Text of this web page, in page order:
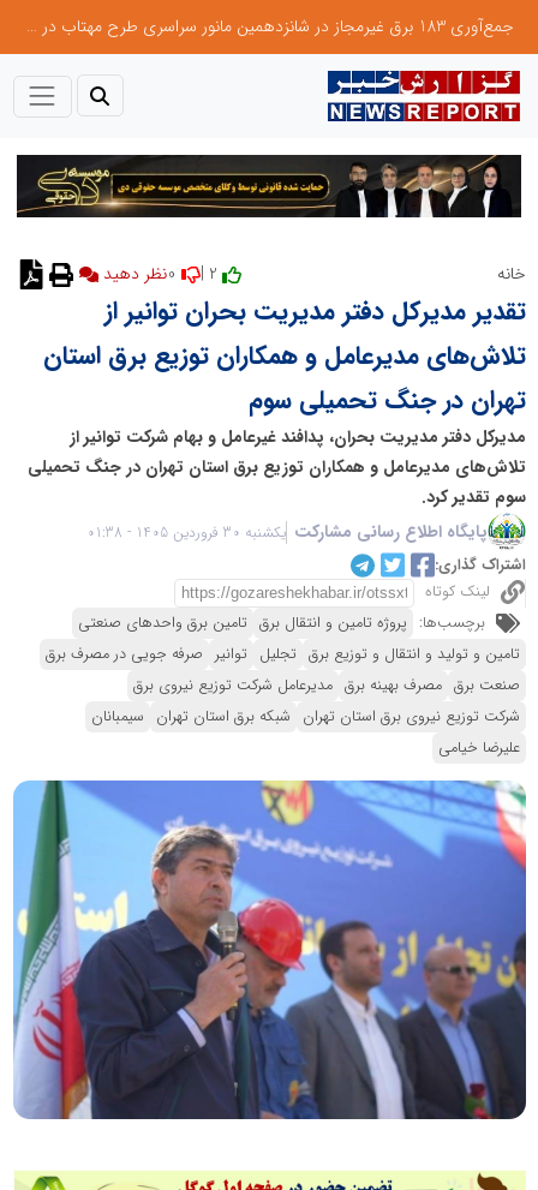
جمع‌آوری 183 برق غیرمجاز در شانزدهمین مانور سراسری طرح مهتاب در استان تهران
خانه
تقدیر مدیرکل دفتر مدیریت بحران توانیر از
تلاش‌های مدیرعامل و همکاران توزیع برق استان
تهران در جنگ تحمیلی سوم
مدیرکل دفتر مدیریت بحران، پدافند غیرعامل و بهام شرکت توانیر از
تلاش‌های مدیرعامل و همکاران توزیع برق استان تهران در جنگ تحمیلی
سوم تقدیر کرد.
پایگاه اطلاع رسانی مشارکت یکشنبه 30 فروردین 1405 - 01:38
اشتراک گذاری:
لینک کوتاه
برچسب‌ها: پروژه تامین و انتقال برق تامین برق واحدهای صنعتی
تامین و تولید و انتقال و توزیع برق تجلیل توانیر صرفه جویی در مصرف برق
صنعت برق مصرف بهینه برق مدیرعامل شرکت توزیع نیروی برق
شرکت توزیع نیروی برق استان تهران شبکه برق استان تهران سیمبانان
علیرضا خیامی